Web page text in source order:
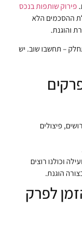
פירוק שותפות בנכס
ההסכמים הלא
והוגנת.
– תחשבו שוב. יש
פיצולים
וכולנו רוצים
הוגנת.
לפרק